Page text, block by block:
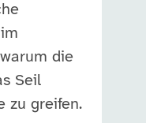
die
Seil
zu greifen.